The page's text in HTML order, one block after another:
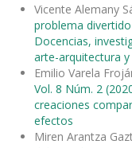
Vicente Alemany
problema divertido
Docencias,
arte-arquitectura
Emilio Varela
Vol. 8 Núm. 2
creaciones
efectos
Miren Arantza